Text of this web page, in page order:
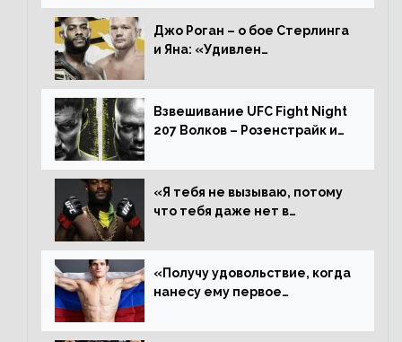
дерьмо»
Джо Роган – о бое Стерлинга
и Яна: «Удивлен
Алджамейн определенно
выиграл»
Взвешивание UFC Fight Night
207 Волков – Розенстрайк и
«Я тебя не вызываю, потому
что тебя даже нет в
пауза», сообщает Стерлинг
ответил Сехудо
«Получу удовольствие, когда
нанесу ему первое
Иге – про бой с Евлоевым